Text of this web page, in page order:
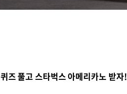
퀴즈 풀고 스타벅스 아메리카노 받자!